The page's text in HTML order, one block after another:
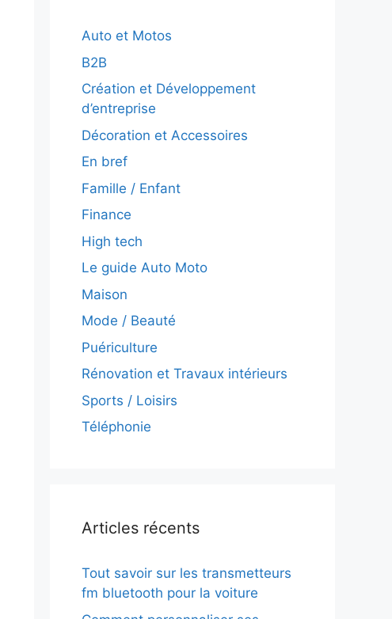
Auto et Motos
B2B
Création et Développement
d’entreprise
Décoration et Accessoires
En bref
Famille / Enfant
Finance
High tech
Le guide Auto Moto
Maison
Mode / Beauté
Puériculture
Rénovation et Travaux intérieurs
Sports / Loisirs
Téléphonie
Articles récents
Tout savoir sur les transmetteurs
fm bluetooth pour la voiture